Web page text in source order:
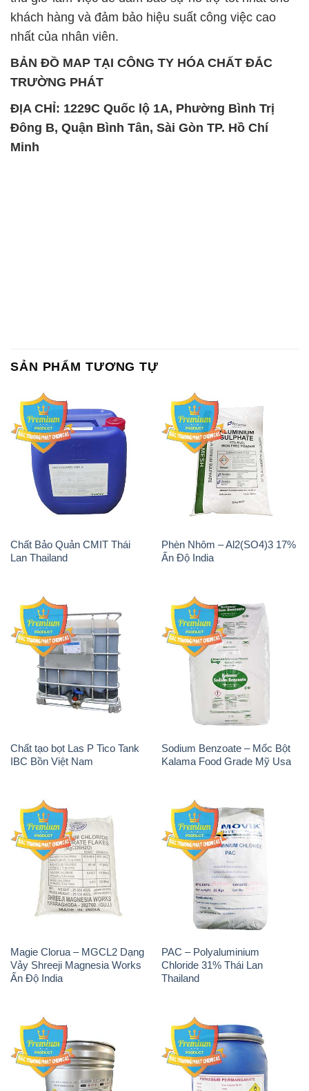
khách hàng và đảm bảo hiệu suất công việc cao
nhất của nhân viên.
BẢN ĐỒ MAP TẠI CÔNG TY HÓA CHẤT ĐẮC
TRƯỜNG PHÁT
ĐỊA CHỈ: 1229C Quốc lộ 1A, Phường Bình Trị
Đông B, Quận Bình Tân, Sài Gòn TP. Hồ Chí
Minh
SẢN PHẨM TƯƠNG TỰ
Chất Bảo Quản CMIT Thái
Lan Thailand
Phèn Nhôm – Al2(SO4)3 17%
Ấn Độ India
Chất tạo bọt Las P Tico Tank
IBC Bồn Việt Nam
Sodium Benzoate – Mốc Bột
Kalama Food Grade Mỹ Usa
Magie Clorua – MGCL2 Dạng
Vảy Shreeji Magnesia Works
Ấn Độ India
PAC – Polyaluminium
Chloride 31% Thái Lan
Thailand